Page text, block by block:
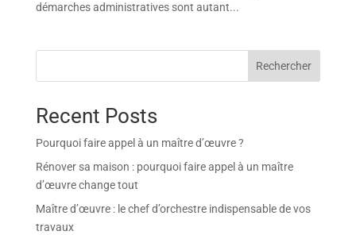
démarches administratives sont autant...
Rechercher
Recent Posts
Pourquoi faire appel à un maître d’œuvre ?
Rénover sa maison : pourquoi faire appel à un maître
d’œuvre change tout
Maître d’œuvre : le chef d’orchestre indispensable de vos
travaux